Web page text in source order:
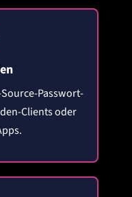
Passwort-
Clients oder